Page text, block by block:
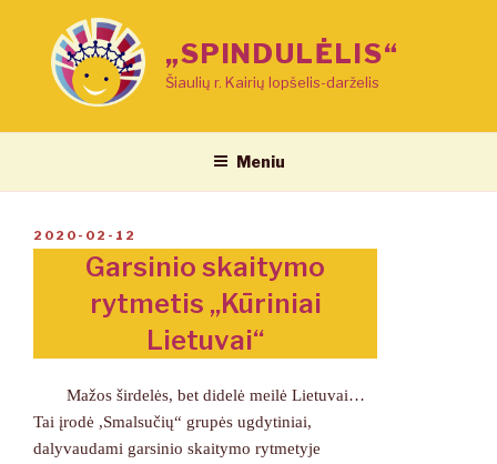
„SPINDULĖLIS“
Šiaulių r. Kairių lopšelis-darželis
Meniu
PASKELBTA
2020-02-12
Garsinio skaitymo
rytmetis „Kūriniai
Lietuvai“
Mažos širdelės, bet didelė meilė Lietuvai…
Tai įrodė ,Smalsučių“ grupės ugdytiniai,
dalyvaudami garsinio skaitymo rytmetyje